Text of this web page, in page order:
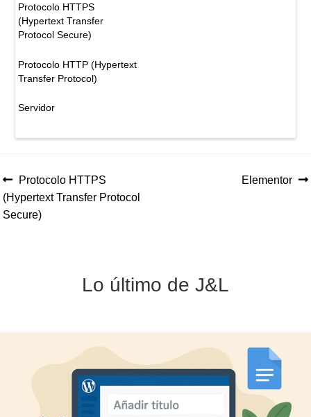
Protocolo HTTPS
(Hypertext Transfer
Protocol Secure)
Protocolo HTTP (Hypertext
Transfer Protocol)
Servidor
Navegación
de
Anterior:
Protocolo HTTPS
(Hypertext Transfer Protocol
Secure)
Siguiente:
Elementor
Lo último de J&L